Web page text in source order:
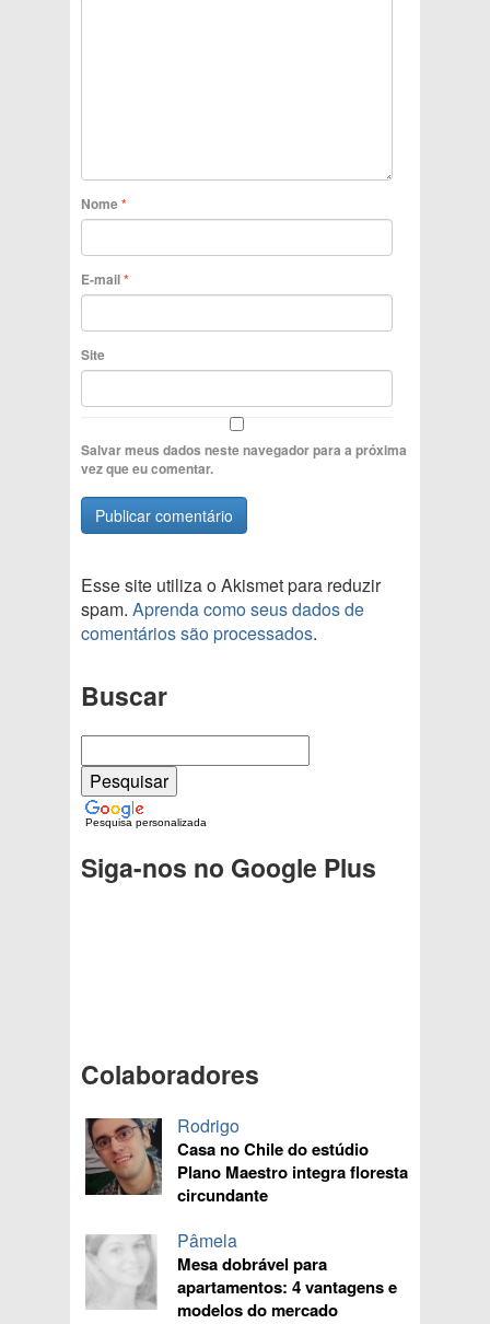
Nome*
E-mail*
Site
Salvar meus dados neste navegador para a próxima
vez que eu comentar.
Esse site utiliza o Akismet para reduzir
spam. Aprenda como seus dados de
comentários são processados.
Buscar
Pesquisa personalizada
Siga-nos no Google Plus
Colaboradores
Rodrigo
Casa no Chile do estúdio
Plano Maestro integra floresta
circundante
Pâmela
Mesa dobrável para
apartamentos: 4 vantagens e
modelos do mercado